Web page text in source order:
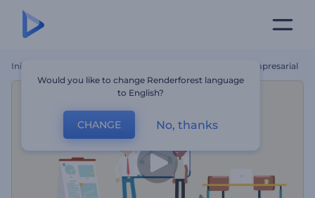
Inicio Promo De Compañía De Potenciación Empresarial
Would you like to change Renderforest language
to English?
CHANGE No, thanks